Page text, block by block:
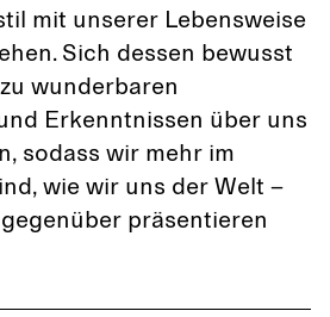
mit unserer Lebensweise
Sich dessen bewusst
wunderbaren
Erkenntnissen über uns
sodass wir mehr im
wie wir uns der Welt –
präsentieren